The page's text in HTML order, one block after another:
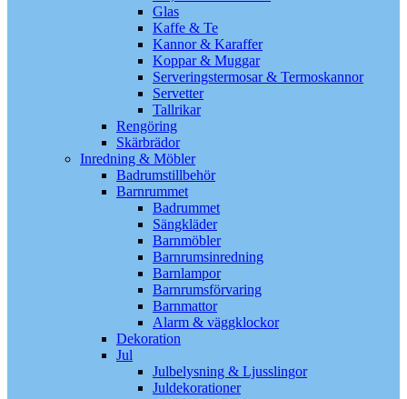
Glas
Kaffe & Te
Kannor & Karaffer
Koppar & Muggar
Serveringstermosar & Termoskannor
Servetter
Tallrikar
Rengöring
Skärbrädor
Inredning & Möbler
Badrumstillbehör
Barnrummet
Badrummet
Sängkläder
Barnmöbler
Barnrumsinredning
Barnlampor
Barnrumsförvaring
Barnmattor
Alarm & väggklockor
Dekoration
Jul
Julbelysning & Ljusslingor
Juldekorationer